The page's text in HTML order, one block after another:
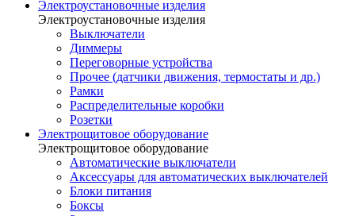
Электроустановочные изделия
Электроустановочные изделия
Выключатели
Диммеры
Переговорные устройства
Прочее (датчики движения, термостаты и др.)
Рамки
Распределительные коробки
Розетки
Электрощитовое оборудование
Электрощитовое оборудование
Автоматические выключатели
Аксессуары для автоматических выключателей
Блоки питания
Боксы